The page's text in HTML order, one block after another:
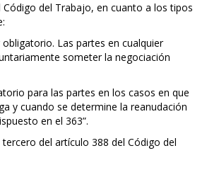
Código del Trabajo, en cuanto a los tipos
Las partes en cualquier
someter la negociación
para las partes en los casos en que
y cuando se determine la reanudación
en el 363”.
del artículo 388 del Código del